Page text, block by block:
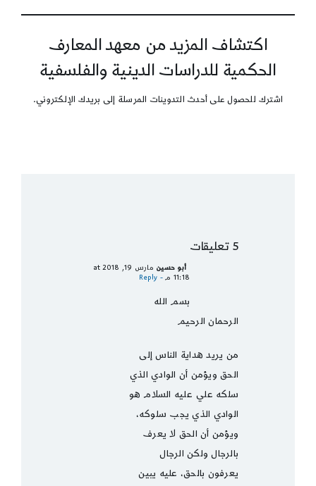
اكتشاف المزيد من معهد المعارف
الحكمية للدراسات الدينية والفلسفية
اشترك للحصول على أحدث التدوينات المرسلة إلى بريدك الإلكتروني.
5 تعليقات
أبو حسين
مارس 19, 2018 at
11:18 م
- Reply
بسم الله
الرحمان الرحيم
من يريد هداية الناس إلى
الحق ويؤمن أن الوادي الذي
سلكه علي عليه السلام هو
الوادي الذي يجب سلوكه،
ويؤمن أن الحق لا يعرف
بالرجال ولكن الرجال
يعرفون بالحق، عليه يبين